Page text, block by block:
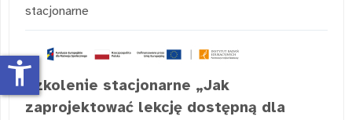
stacjonarne
Szkolenie stacjonarne „Jak
zaprojektować lekcję dostępną dla
accessibility_new